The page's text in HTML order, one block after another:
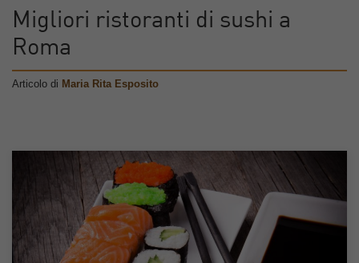
Migliori ristoranti di sushi a
Roma
Articolo di Maria Rita Esposito